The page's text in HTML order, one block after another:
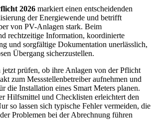
2026 markiert einen entscheidenden
der Energiewende und betrifft
von PV-Anlagen stark. Beim
rechtzeitige Information, koordinierte
und sorgfältige Dokumentation unerlässlich,
Übergang sicherzustellen.
prüfen, ob ihre Anlagen von der Pflicht
zum Messstellenbetreiber aufnehmen und
die Installation eines Smart Meters planen.
Hilfsmittel und Checklisten erleichtert den
so lassen sich typische Fehler vermeiden, die
Problemen bei der Abrechnung führen